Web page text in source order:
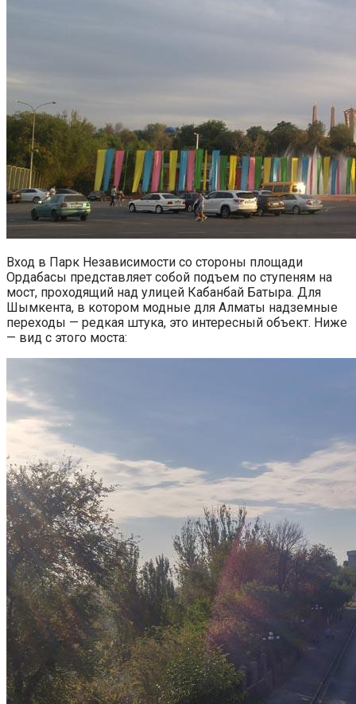
Вход в Парк Независимости со стороны площади
Ордабасы представляет собой подъем по ступеням на
мост, проходящий над улицей Кабанбай Батыра. Для
Шымкента, в котором модные для Алматы надземные
переходы — редкая штука, это интересный объект. Ниже
— вид с этого моста: